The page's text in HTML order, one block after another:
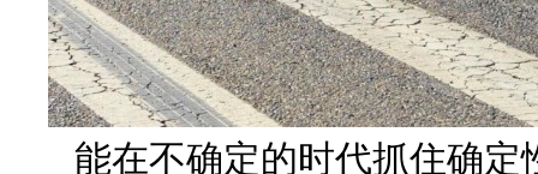
能在不确定的时代抓住确定